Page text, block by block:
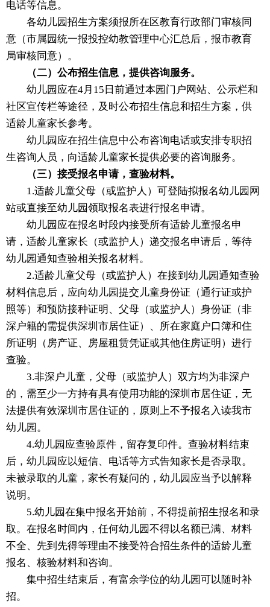
电话等信息。
各幼儿园招生方案须报所在区教育行政部门审核同
意（市属园统一报投控幼教管理中心汇总后，报市教育
局审核同意）。
（二）公布招生信息，提供咨询服务。
幼儿园应在4月15日前通过本园门户网站、公示栏和
社区宣传栏等途径，及时公布招生信息和招生方案，供
适龄儿童家长参考。
幼儿园应在招生信息中公布咨询电话或安排专职招
生咨询人员，向适龄儿童家长提供必要的咨询服务。
（三）接受报名申请，查验材料。
1.适龄儿童父母（或监护人）可登陆拟报名幼儿园网
站或直接至幼儿园领取报名表进行报名申请。
幼儿园应在报名时段内接受所有适龄儿童报名申
请，适龄儿童家长（或监护人）递交报名申请后，等待
幼儿园通知查验相关报名材料。
2.适龄儿童父母（或监护人）在接到幼儿园通知查验
材料信息后，应向幼儿园提交儿童身份证（通行证或护
照等）和预防接种证明、父母（或监护人）身份证（非
深户籍的需提供深圳市居住证）、所在家庭户口簿和住
所证明（房产证、房屋租赁凭证或其他住房证明）进行
查验。
3.非深户儿童，父母（或监护人）双方均为非深户
的，需至少一方持有具有使用功能的深圳市居住证，无
法提供有效深圳市居住证的，原则上不予报名入读我市
幼儿园。
4.幼儿园应查验原件，留存复印件。查验材料结束
后，幼儿园应以短信、电话等方式告知家长是否录取。
未被录取的儿童，家长有疑问的，幼儿园应当予以解释
说明。
5.幼儿园在集中报名开始前，不得提前招生报名和录
取。在报名时间内，任何幼儿园不得以名额已满、材料
不全、先到先得等理由不接受符合招生条件的适龄儿童
报名、核验材料和咨询。
集中招生结束后，有富余学位的幼儿园可以随时补
招。